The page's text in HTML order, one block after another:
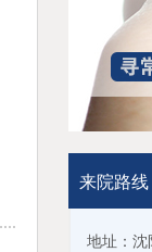
来院路
地址：